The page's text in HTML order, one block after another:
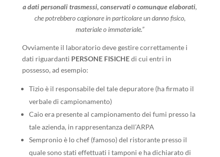
a dati personali trasmessi, conservati o comunque elaborati,
che potrebbero cagionare in particolare un danno fisico,
materiale o immateriale.”
Ovviamente il laboratorio deve gestire correttamente i
dati riguardanti PERSONE FISICHEdi cui entri in
possesso, ad esempio:
Tizio è il responsabile del tale depuratore (ha firmato il
verbale di campionamento)
Caio era presente al campionamento dei fumi presso la
tale azienda, in rappresentanza dell’ARPA
Sempronio è lo chef (famoso) del ristorante presso il
quale sono stati effettuati i tamponi e ha dichiarato di